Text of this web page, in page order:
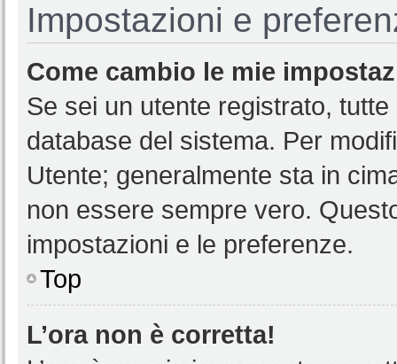
Impostazioni e
Come cambio le mie
Se sei un utente registrato,
database del sistema. Per
Utente; generalmente sta in
non essere sempre vero.
impostazioni e le preferenze.
Top
L’ora non è corretta!